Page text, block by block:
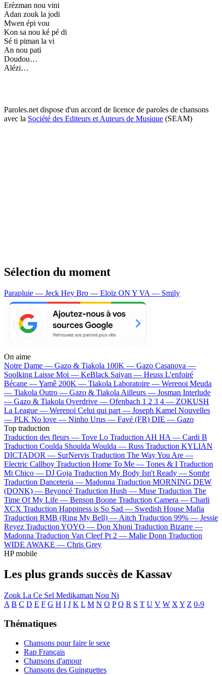
Erèzman nou vini
Adan zouk la jodi
Mwen épi vou
Kon sa nou ké pé di
Sé ti piman la vi
An nou pati
Doudou…
Alézi…
Paroles.net dispose d'un accord de licence de paroles de chansons
avec la Société des Editeurs et Auteurs de Musique (SEAM)
Sélection du moment
Parapluie — Jeck Hey Bro — Eloïz ON Y VA — Smily
On aime
Notre Dame — Gazo & Tiakola 100K — Gazo Casanova —
Soolking Laisse Moi — KeBlack Saiyan — Heuss L'enfoiré
Bécane —Yamê 200K — Tiakola Laboratoire — Werenoi Meuda
— Tiakola Outro — Gazo & Tiakola Ailleurs — Josman Interlude
— Gazo & Tiakola Overdrive — Ofenbach 1 2 3 4 — ZOKUSH
La League — Werenoi Celui qui part — Joseph Kamel Nouvelles
— PLK No love — Ninho Urus — Favé (FR) DIE — Gazo
Top traduction
Traduction des fleurs — Tove Lo Traduction AH HA — Cardi B
Traduction Coulda Shoulda Woulda — Russ Traduction KYLIAN
DICTADOR — SurNervis Traduction The Way You Are —
Electric Callboy Traduction Home To Me — Tones & I Traduction
Mi Chico — DJ Goja Traduction My Body Isn't Ready — Sombr
Traduction Danceteria — Madonna Traduction MORNING DEW
(DONK) — Beyoncé Traduction Hush — Muse Traduction The
Time Of My Life — Benson Boone Traduction Camera — Charli
XCX Traduction Happiness is So Sad — Swedish House Mafia
Traduction RMB (Ring My Bell) — Aitch Traduction 99% — Jessie
Reyez Traduction YOYO — Don Xhoni Traduction Bizarre —
Madonna Traduction Van Cleef Pt 2 — Malie Donn Traduction
WIDE AWAKE — Chris Grey
HP mobile
Les plus grands succès de Kassav
Zouk La Ce Sel Medikaman Nou Ni
A B C D E F G H I J K L M N O P Q R S T U V W X Y Z 0-9
Thématiques
Chansons pour faire le sexe
Rap Français
Chansons d'amour
Chansons des Guinguettes